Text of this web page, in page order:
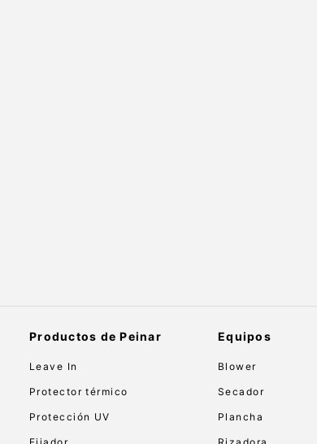
Productos de Peinar
Leave In
Protector térmico
Protección UV
Equipos
Blower
Secador
Plancha